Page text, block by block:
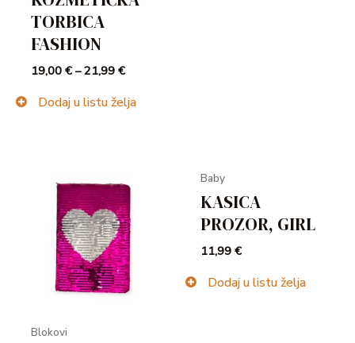
TORBICA
FASHION
19,00€ –21,99€
Dodaj u listu želja
Blokovi
Baby
KASICA
PROZOR, GIRL
11,99€
Dodaj u listu želja